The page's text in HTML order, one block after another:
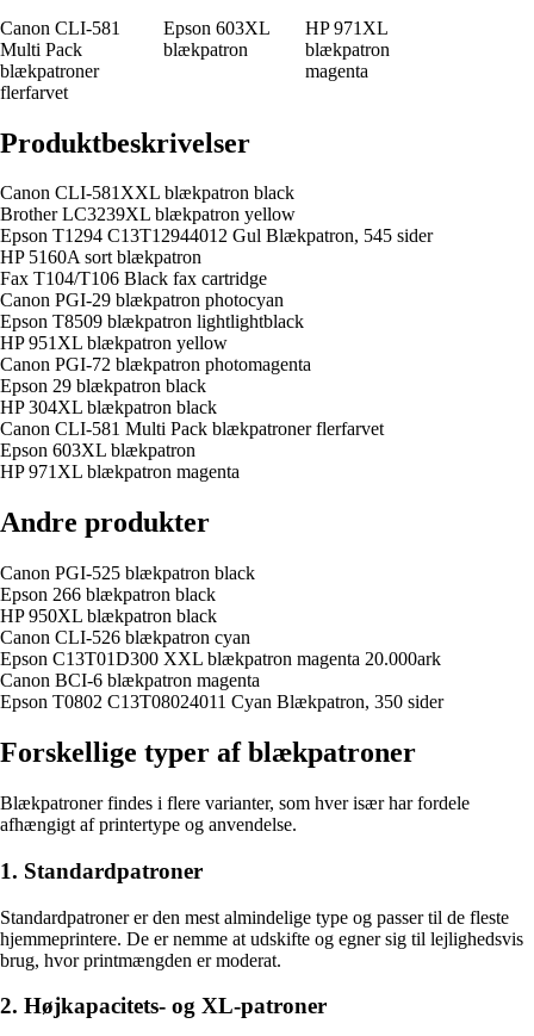
Canon CLI-581
Multi Pack
blækpatroner
flerfarvet
Epson 603XL
blækpatron
HP 971XL
blækpatron
magenta
Produktbeskrivelser
Canon CLI-581XXL blækpatron black
Brother LC3239XL blækpatron yellow
Epson T1294 C13T12944012 Gul Blækpatron, 545 sider
HP 5160A sort blækpatron
Fax T104/T106 Black fax cartridge
Canon PGI-29 blækpatron photocyan
Epson T8509 blækpatron lightlightblack
HP 951XL blækpatron yellow
Canon PGI-72 blækpatron photomagenta
Epson 29 blækpatron black
HP 304XL blækpatron black
Canon CLI-581 Multi Pack blækpatroner flerfarvet
Epson 603XL blækpatron
HP 971XL blækpatron magenta
Andre produkter
Canon PGI-525 blækpatron black
Epson 266 blækpatron black
HP 950XL blækpatron black
Canon CLI-526 blækpatron cyan
Epson C13T01D300 XXL blækpatron magenta 20.000ark
Canon BCI-6 blækpatron magenta
Epson T0802 C13T08024011 Cyan Blækpatron, 350 sider
Forskellige typer af blækpatroner
Blækpatroner findes i flere varianter, som hver især har fordele
afhængigt af printertype og anvendelse.
1. Standardpatroner
Standardpatroner er den mest almindelige type og passer til de fleste
hjemmeprintere. De er nemme at udskifte og egner sig til lejlighedsvis
brug, hvor printmængden er moderat.
2. Højkapacitets- og XL-patroner